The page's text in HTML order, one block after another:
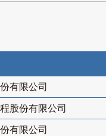
有限公司
股份有限公司
有限公司